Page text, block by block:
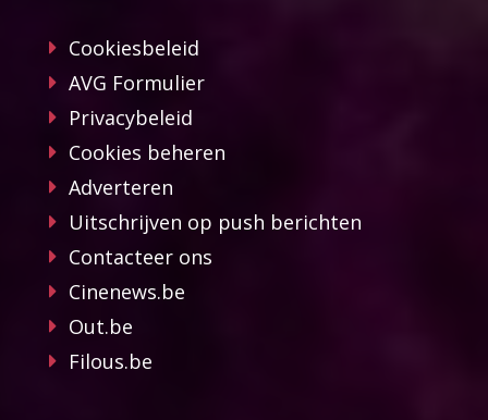
Cookiesbeleid
AVG Formulier
Privacybeleid
Cookies beheren
Adverteren
Uitschrijven op push berichten
Contacteer ons
Cinenews.be
Out.be
Filous.be